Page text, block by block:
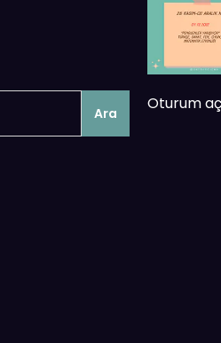
Ara
Oturum aç